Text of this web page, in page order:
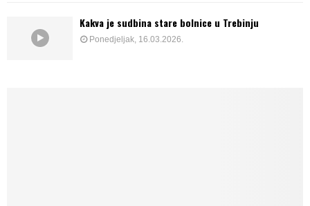
Kakva je sudbina stare bolnice u Trebinju
Ponedjeljak, 16.03.2026.